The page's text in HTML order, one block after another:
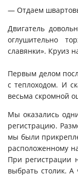
— Отдаем
Двигатель
оглушительно
славянки». Круиз
Первым делом
с теплоходом. И
весьма скромной
Мы оказались
регистрацию.
мы были
расположенному
При регистрации
выбрать столик.